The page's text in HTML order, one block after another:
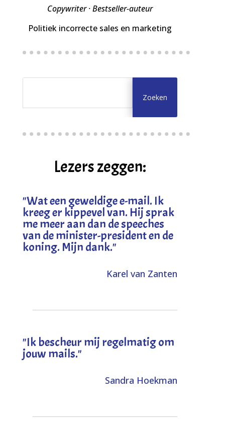
Copywriter · Bestseller-auteur
Politiek incorrecte sales en marketing
Lezers zeggen:
"Wat een geweldige e-mail. Ik
kreeg er kippevel van. Hij sprak
me meer aan dan de speeches
van de minister-president en de
koning. Mijn dank."
Karel van Zanten
"Ik bescheur mij regelmatig om
jouw mails."
Sandra Hoekman